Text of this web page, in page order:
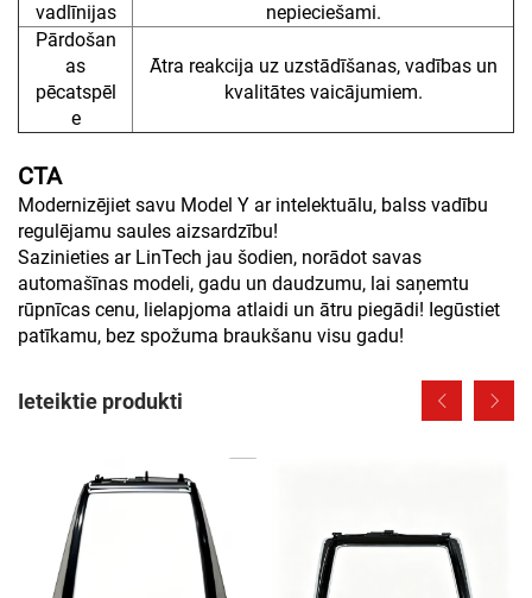
vadlīnijas
nepieciešami.
Pārdošan
as
pēcatspēl
e
Ātra reakcija uz uzstādīšanas, vadības un
kvalitātes vaicājumiem.
CTA
Modernizējiet savu Model Y ar intelektuālu, balss vadību
regulējamu saules aizsardzību!
Sazinieties ar LinTech jau šodien, norādot savas
automašīnas modeli, gadu un daudzumu, lai saņemtu
rūpnīcas cenu, lielapjoma atlaidi un ātru piegādi! Iegūstiet
patīkamu, bez spožuma braukšanu visu gadu!
Ieteiktie produkti